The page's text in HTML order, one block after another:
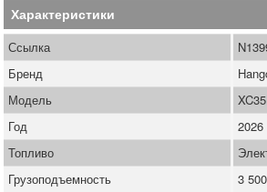
Характеристики
Ссылка
Бренд
Модель
Год
2026
Топливо
Грузоподъемность
3